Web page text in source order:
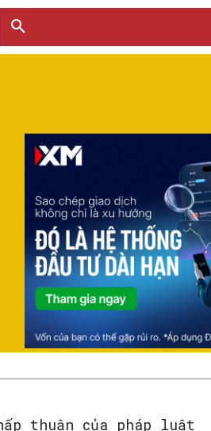
thuận của pháp luật